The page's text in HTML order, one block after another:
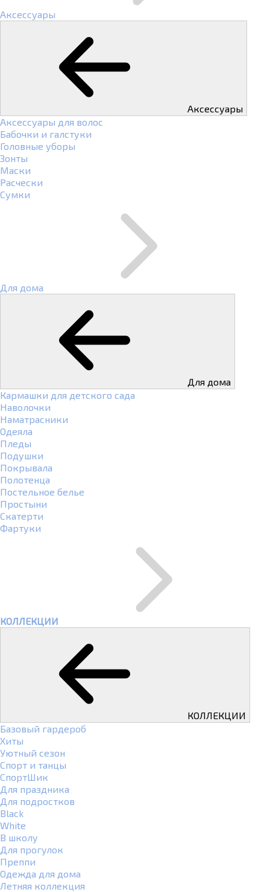
Аксессуары
Аксессуары
Аксессуары для волос
Бабочки и галстуки
Головные уборы
Зонты
Маски
Расчески
Сумки
Для дома
Для дома
Кармашки для детского сада
Наволочки
Наматрасники
Одеяла
Пледы
Подушки
Покрывала
Полотенца
Постельное белье
Простыни
Скатерти
Фартуки
КОЛЛЕКЦИИ
КОЛЛЕКЦИИ
Базовый гардероб
Хиты
Уютный сезон
Спорт и танцы
СпортШик
Для праздника
Для подростков
Black
White
В школу
Для прогулок
Преппи
Одежда для дома
Летняя коллекция